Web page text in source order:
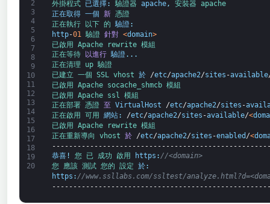
2
3
4
5
6
7
8
9
10
11
12
13
14
15
16
17
18
19
20
外掛程式 已選擇: 驗證器 apache, 安裝器 apache
正在取得 一個 新 憑證
正在執行
以下 的 驗證:
http-01 驗證 針對 <domain>
已啟用 Apache rewrite 模組
正在等待
以進行 驗證. . .
正在清理
up 驗證
已建立 一個 SSL vhost 於 /etc/apache2/sites -available
已啟用 Apache socache_shmcb 模組
已啟用 Apache ssl 模組
正在部署 憑證 至 VirtualHost /etc/apache2/sites -
正在啟用 可用 網站: /etc/apache2/sites -available/<
已啟用 Apache rewrite 模組
正在重新導向 vhost 於 /etc/apache2/sites -enabled /<
恭喜! 您 已 成功 啟用 https : //<domain>
您 應該 測試 您的 設定 於:
https : //www.ssllabs.com/ssltest/